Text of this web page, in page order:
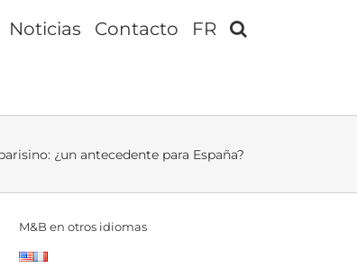
Noticias Contacto FR
¿un antecedente para España?
M&B en otros idiomas